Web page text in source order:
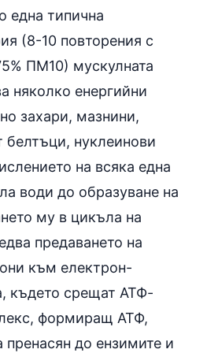
една типична
(8-10 повторения с
ПМ10) мускулната
няколко енергийни
захари, мазнини,
белтъци, нуклеинови
на всяка една
води до образуване на
му в цикъла на
предаването на
към електрон-
където срещат АТФ-
формиращ АТФ,
пренасян до ензимите и